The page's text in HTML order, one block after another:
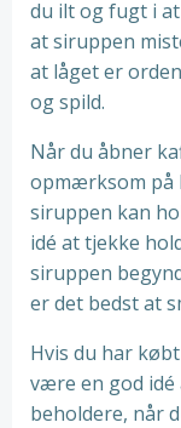
du ilt og fugt i
at siruppen
at låget er
og spild.
Når du åbner
opmærksom på
siruppen kan
idé at tjekke
siruppen
er det bedst at
Hvis du har
være en god
beholdere, når